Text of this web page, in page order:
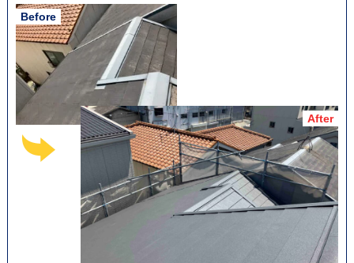
工事後、「職人もテキパキと作業をしており、任せてよか
った」という感謝の言葉が寄せられました。
この施工例の詳細をもっと見る